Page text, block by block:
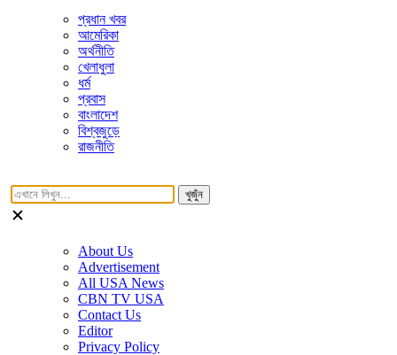
প্রধান খবর
আমেরিকা
অর্থনীতি
খেলাধুলা
ধর্ম
প্রবাস
বাংলাদেশ
বিশ্বজুড়ে
রাজনীতি
খুজুঁন
About Us
Advertisement
All USA News
CBN TV USA
Contact Us
Editor
Privacy Policy